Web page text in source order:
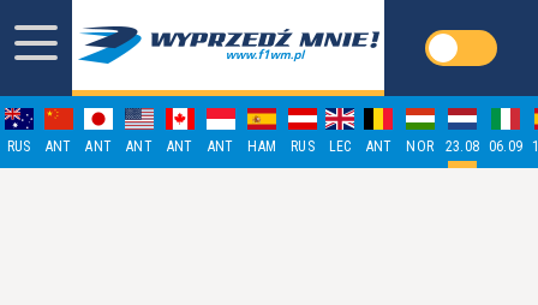
RUS ANT ANT ANT ANT ANT HAM RUS LEC ANT NOR 23.08 06.09